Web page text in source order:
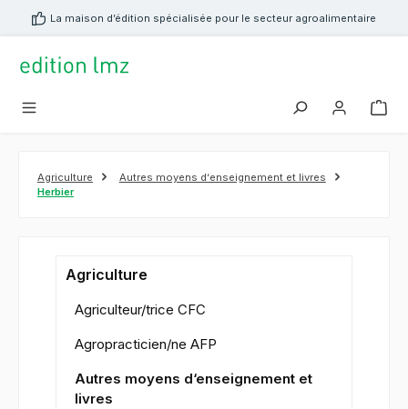
principal
La maison d’édition spécialisée pour le secteur agroalimentaire
Agriculture
Autres moyens d‘enseignement et livres
Herbier
Agriculture
Agriculteur/trice CFC
Agropracticien/ne AFP
Autres moyens d‘enseignement et
livres